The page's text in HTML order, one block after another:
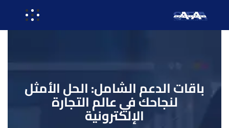
باقات الدعم الشامل: الحل الأمثل
لنجاحك في عالم التجارة
الإلكترونية